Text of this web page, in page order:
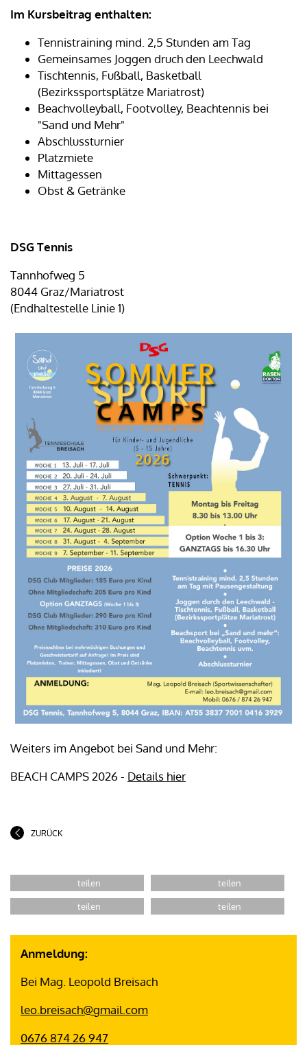
Im Kursbeitrag enthalten:
Tennistraining mind. 2,5 Stunden am Tag
Gemeinsames Joggen druch den Leechwald
Tischtennis, Fußball, Basketball
(Bezirkssportsplätze Mariatrost)
Beachvolleyball, Footvolley, Beachtennis bei
"Sand und Mehr"
Abschlussturnier
Platzmiete
Mittagessen
Obst & Getränke
DSG Tennis
Tannhofweg 5
8044 Graz/Mariatrost
(Endhaltestelle Linie 1)
Weiters im Angebot bei Sand und Mehr:
BEACH CAMPS 2026 - Details hier
ZURÜCK
Anmeldung:
Bei Mag. Leopold Breisach
leo.breisach@gmail.com
0676 874 26 947